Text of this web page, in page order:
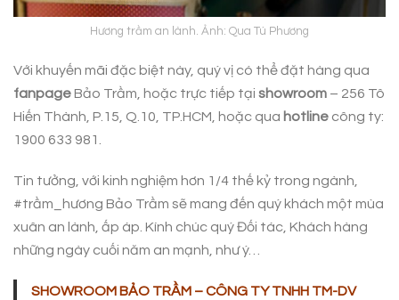
Hương trầm an lành. Ảnh: Qua Tú Phương
Với khuyến mãi đặc biệt này, quý vị có thể đặt hàng qua
fanpageBảo Trầm, hoặc trực tiếp tại showroom – 256 Tô
Hiến Thành, P.15, Q.10, TP.HCM, hoặc qua hotline công ty:
1900 633 981.
Tin tưởng, với kinh nghiệm hơn 1/4 thế kỷ trong ngành,
#trầm_hương Bảo Trầm sẽ mang đến quý khách một mùa
xuân an lành, ấp áp. Kính chúc quý Đối tác, Khách hàng
những ngày cuối năm an mạnh, như ý…
SHOWROOM BẢO TRẦM – CÔNG TY TNHH TM-DV